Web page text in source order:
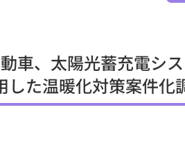
車、太陽光蓄充電シ
した温暖化対策案件化